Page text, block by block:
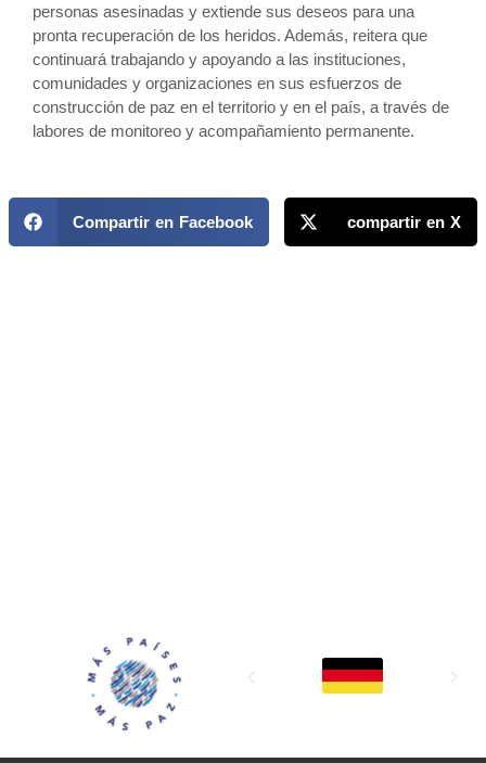
personas asesinadas y extiende sus deseos para una
pronta recuperación de los heridos. Además, reitera que
continuará trabajando y apoyando a las instituciones,
comunidades y organizaciones en sus esfuerzos de
construcción de paz en el territorio y en el país, a través de
labores de monitoreo y acompañamiento permanente.
Compartir en Facebook compartir en X